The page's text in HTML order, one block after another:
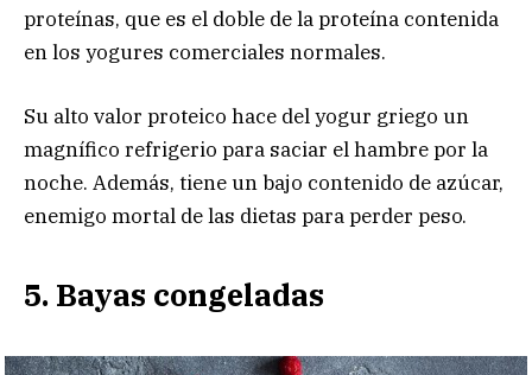
proteínas, que es el doble de la proteína contenida
en los yogures comerciales normales.
Su alto valor proteico hace del yogur griego un
magnífico refrigerio para saciar el hambre por la
noche. Además, tiene un bajo contenido de azúcar,
enemigo mortal de las dietas para perder peso.
5. Bayas congeladas